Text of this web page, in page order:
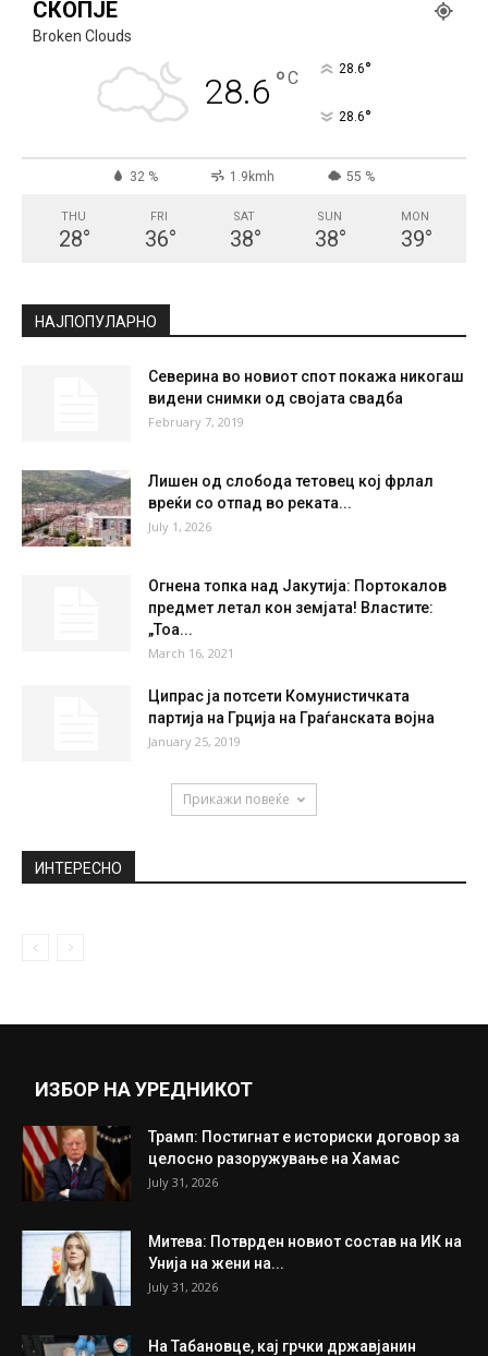
СКОПЈЕ
Broken Clouds
28.6 °C 28.6°
28.6°
32 % 1.9kmh 55 %
THU
28°
FRI
36°
SAT
38°
SUN
38°
MON
39°
НАЈПОПУЛАРНО
Северина во новиот спот покажа никогаш
видени снимки од својата свадба
February 7, 2019
Лишен од слобода тетовец кој фрлал
вреќи со отпад во реката...
July 1, 2026
Огнена топка над Јакутија: Портокалов
предмет летал кон земјата! Властите:
„Тоа...
March 16, 2021
Ципрас ја потсети Комунистичката
партија на Грција на Граѓанската војна
January 25, 2019
Прикажи повеќе
ИНТЕРЕСНО
ИЗБОР НА УРЕДНИКОТ
Трамп: Постигнат е историски договор за
целосно разоружување на Хамас
July 31, 2026
Митева: Потврден новиот состав на ИК на
Унија на жени на...
July 31, 2026
На Табановце, кај грчки државјанин